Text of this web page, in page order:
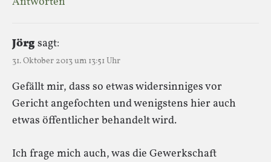
Jörgsagt:
31. Oktober 2013 um 13:51 Uhr
Gefällt mir, dass so etwas widersinniges vor
Gericht angefochten und wenigstens hier auch
etwas öffentlicher behandelt wird.
Ich frage mich auch, was die Gewerkschaft